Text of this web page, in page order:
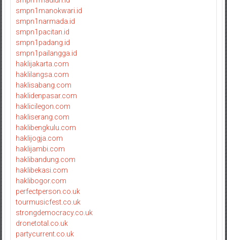
smpn1manokwari.id
smpn1narmada.id
smpn1pacitan.id
smpn1padang.id
smpn1pailangga.id
haklijakarta.com
haklilangsa.com
haklisabang.com
haklidenpasar.com
haklicilegon.com
hakliserang.com
haklibengkulu.com
haklijogja.com
haklijambi.com
haklibandung.com
haklibekasi.com
haklibogor.com
perfectperson.co.uk
tourmusicfest.co.uk
strongdemocracy.co.uk
dronetotal.co.uk
partycurrent.co.uk